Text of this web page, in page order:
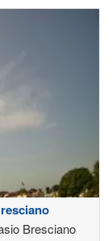
Bresciano